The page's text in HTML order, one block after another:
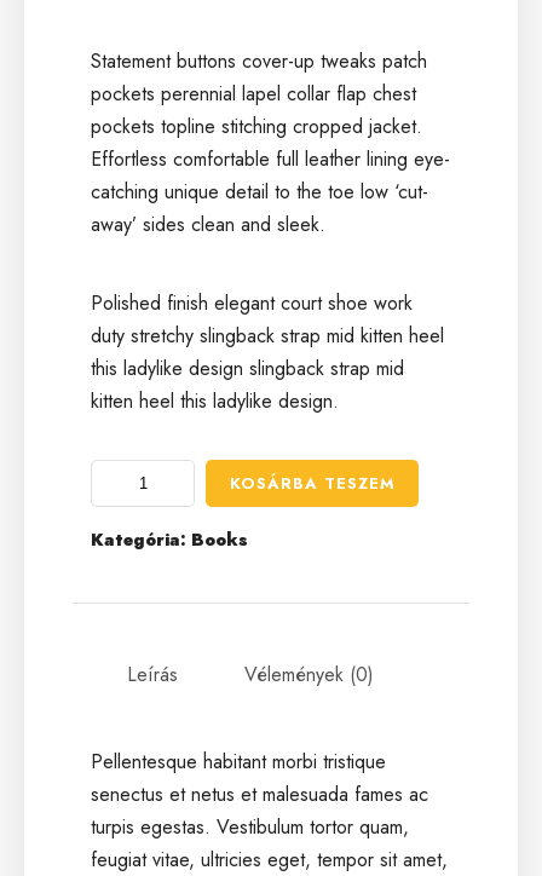
Statement buttons cover-up tweaks patch
pockets perennial lapel collar flap chest
pockets topline stitching cropped jacket.
Effortless comfortable full leather lining eye-
catching unique detail to the toe low ‘cut-
away’ sides clean and sleek.
Polished finish elegant court shoe work
duty stretchy slingback strap mid kitten heel
this ladylike design slingback strap mid
kitten heel this ladylike design.
KOSÁRBA TESZEM
Kategória: Books
Leírás Vélemények (0)
Pellentesque habitant morbi tristique
senectus et netus et malesuada fames ac
turpis egestas. Vestibulum tortor quam,
feugiat vitae, ultricies eget, tempor sit amet,